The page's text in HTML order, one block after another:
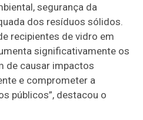
segurança da
dos resíduos sólidos.
recipientes de vidro em
significativamente os
de causar impactos
e comprometer a
públicos”, destacou o